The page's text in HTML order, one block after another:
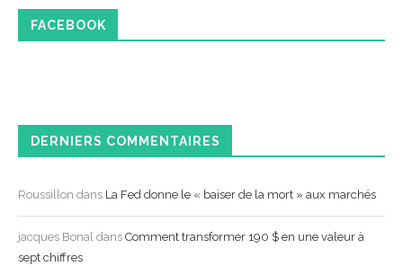
FACEBOOK
DERNIERS COMMENTAIRES
Roussillon dans La Fed donne le « baiser de la mort » aux marchés
jacques Bonal dans Comment transformer 190 $ en une valeur à
sept chiffres